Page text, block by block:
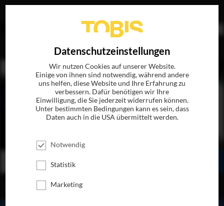
JETZT AUF BLU-RAY, DVD & DIGITAL
BESTELLEN
Datenschutzeinstellungen
Wir nutzen Cookies auf unserer Website.
Einige von ihnen sind notwendig, während andere
uns helfen, diese Website und Ihre Erfahrung zu
verbessern. Dafür benötigen wir Ihre
Einwilligung, die Sie jederzeit widerrufen können.
Unter bestimmten Bedingungen kann es sein, dass
Daten auch in die USA übermittelt werden.
Notwendig
Statistik
Marketing